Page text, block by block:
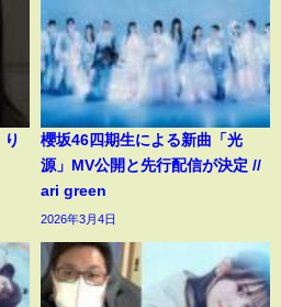
櫻坂46四期生による新曲「光
源」MV公開と先行配信が決定 //
ari green
2026年3月4日